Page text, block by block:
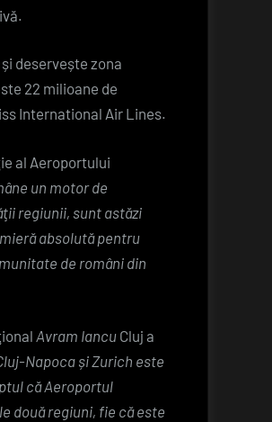
deservește zona
22 milioane de
International Air Lines.
al Aeroportului
un motor de
regiunii, sunt astăzi
absolută pentru
de români din
Avram Iancu Cluj a
Napoca și Zurich este
că Aeroportul
două regiuni, fie că este